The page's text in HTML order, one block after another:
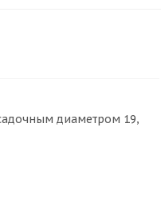
диаметром 19,